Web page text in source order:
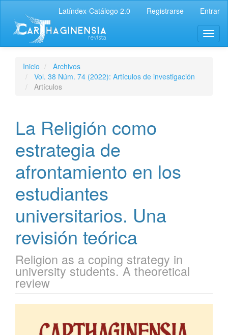
Latíndex-Catálogo 2.0 Registrarse Entrar
Inicio
Archivos
Vol. 38 Núm. 74 (2022): Artículos de investigación
Artículos
La Religión como
estrategia de
afrontamiento en los
estudiantes
universitarios. Una
revisión teórica
Religion as a coping strategy in
university students. A theoretical
review